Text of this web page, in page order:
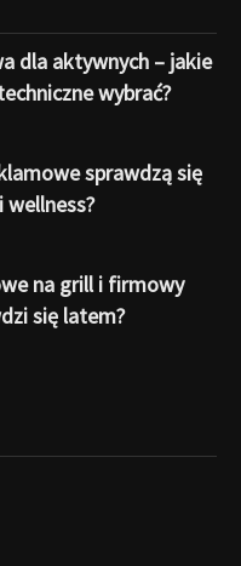
dla aktywnych – jakie
wybrać?
sprawdzą się
na grill i firmowy
się latem?